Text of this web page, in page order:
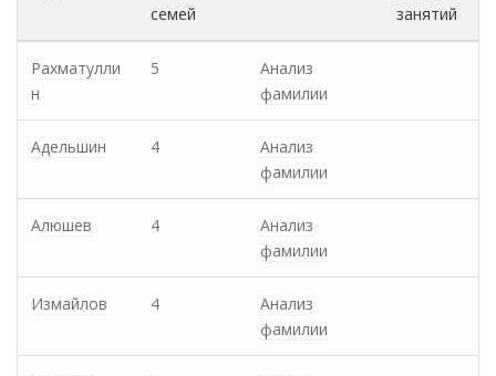
семей
занятий
Рахматулли
н
5
Анализ
фамилии
Адельшин 4
Анализ
фамилии
Алюшев 4
Анализ
фамилии
Измайлов 4
Анализ
фамилии